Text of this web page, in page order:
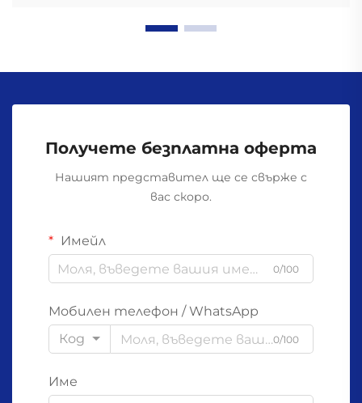
Получете безплатна оферта
Нашият представител ще се свърже с
вас скоро.
Имейл
0/100
Мобилен телефон / WhatsApp
Код
0/100
Име